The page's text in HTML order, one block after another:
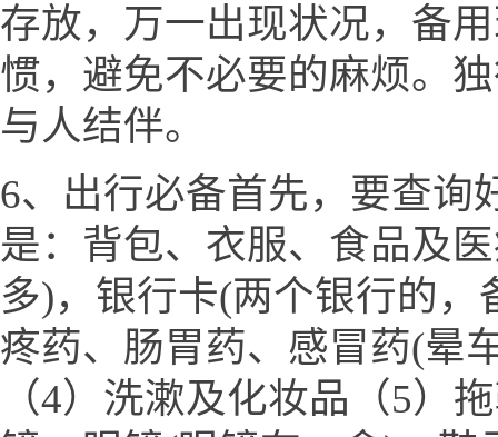
存放，万一出现状况，备
惯，避免不必要的麻烦。
与人结伴。
6、出行必备首先，要查询
是：背包、衣服、食品及
多)，银行卡(两个银行的
疼药、肠胃药、感冒药(晕
（4）洗漱及化妆品（5）